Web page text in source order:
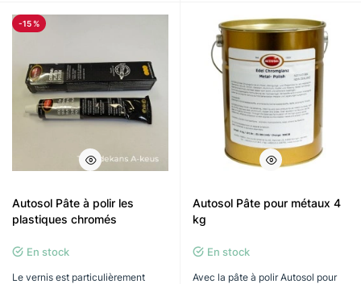
-15 %
Autosol Pâte à polir les
plastiques chromés
En stock
Le vernis est particulièrement
Autosol Pâte pour métaux 4
kg
En stock
Avec la pâte à polir Autosol pour